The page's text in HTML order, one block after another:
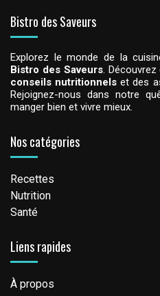
Bistro des Saveurs
Explorez le monde de la
Bistro des Saveurs. Découvrez
conseils nutritionnels et des
Rejoignez-nous dans notre
manger bien et vivre mieux.
Nos catégories
Recettes
Nutrition
Santé
Liens rapides
À propos